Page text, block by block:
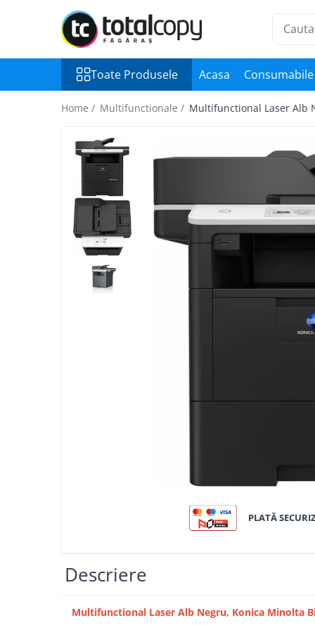
Toate Produsele
Inchirieri copiatoare
Copiatoare Second Hand
Multifunctionale
Imprimante Second Hand
Toner original Minolta
Bizhub C220, C280, C360
Bizhub C224., C284, C364
Bizhub C258, C308, C368
Toner Original TN014, TN-014
Minolta C1085, BizHub C1100
Toate Produsele Acasa
Home / Multifunctionale / Multifunctional Laser Alb
PLATĂ
Descriere
Multifunctional Laser Alb Negru, Konica Minolta